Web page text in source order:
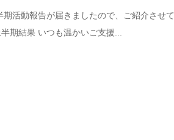
活動報告が届きましたので、ご紹介させて
期結果 いつも温かいご支援...